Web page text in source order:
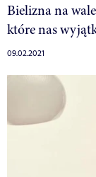
Bielizna na
które nas
09.02.2021